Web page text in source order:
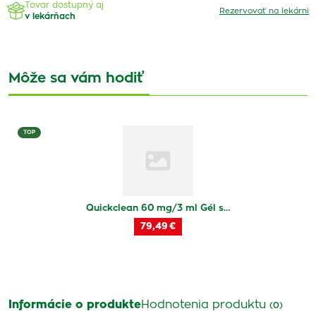
Tovar dostupný aj
v lekárňach
Rezervovať na lekárni
Môže sa vám hodiť
TOP
Quickclean 60 mg/3 ml Gél s…
79,49 €
Informácie o produkteHodnotenia produktu (0)